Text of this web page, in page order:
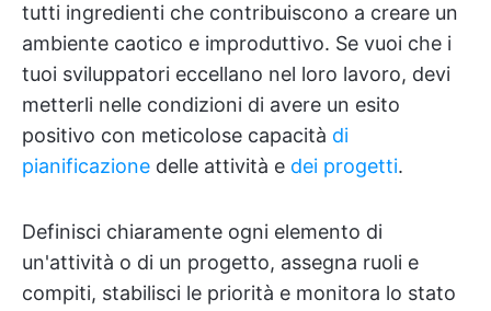
tutti ingredienti che contribuiscono a creare un
ambiente caotico e improduttivo. Se vuoi che i
tuoi sviluppatori eccellano nel loro lavoro, devi
metterli nelle condizioni di avere un esito
positivo con meticolose capacità di
pianificazione delle attività e dei progetti.
Definisci chiaramente ogni elemento di
un'attività o di un progetto, assegna ruoli e
compiti, stabilisci le priorità e monitora lo stato